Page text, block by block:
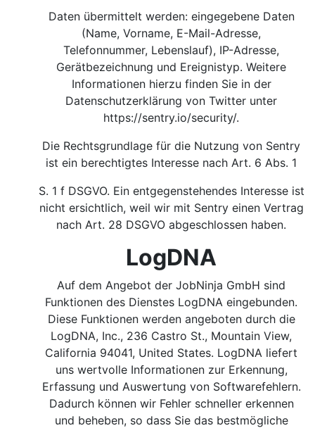
Daten übermittelt werden: eingegebene Daten
(Name, Vorname, E-Mail-Adresse,
Telefonnummer, Lebenslauf), IP-Adresse,
Gerätbezeichnung und Ereignistyp. Weitere
Informationen hierzu finden Sie in der
Datenschutzerklärung von Twitter unter
https://sentry.io/security/.
Die Rechtsgrundlage für die Nutzung von Sentry
ist ein berechtigtes Interesse nach Art. 6 Abs. 1
S. 1 f DSGVO. Ein entgegenstehendes Interesse ist
nicht ersichtlich, weil wir mit Sentry einen Vertrag
nach Art. 28 DSGVO abgeschlossen haben.
LogDNA
Auf dem Angebot der JobNinja GmbH sind
Funktionen des Dienstes LogDNA eingebunden.
Diese Funktionen werden angeboten durch die
LogDNA, Inc., 236 Castro St., Mountain View,
California 94041, United States. LogDNA liefert
uns wertvolle Informationen zur Erkennung,
Erfassung und Auswertung von Softwarefehlern.
Dadurch können wir Fehler schneller erkennen
und beheben, so dass Sie das bestmögliche